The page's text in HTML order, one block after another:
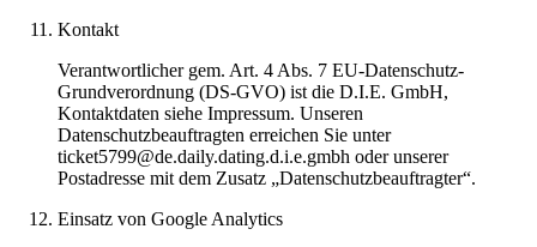
Kontakt
Verantwortlicher gem. Art. 4 Abs. 7 EU-Datenschutz-
Grundverordnung (DS-GVO) ist die D.I.E. GmbH,
Kontaktdaten siehe Impressum. Unseren
Datenschutzbeauftragten erreichen Sie unter
ticket5799@de.daily.dating.d.i.e.gmbh oder unserer
Postadresse mit dem Zusatz „Datenschutzbeauftragter“.
Einsatz von Google Analytics